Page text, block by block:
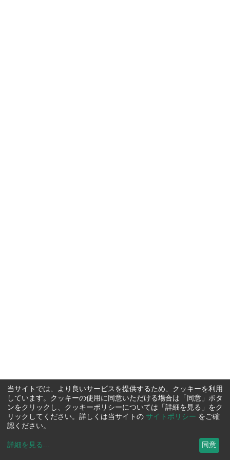
当サイトでは、より良いサービスを提供するため、クッキーを利用
しています。クッキーの使用に同意いただける場合は「同意」ボタ
ンをクリックし、クッキーポリシーについては「詳細を見る」をク
リックしてください。詳しくは当サイトの サイトポリシー をご確
認ください。
詳細を見る ... 同意